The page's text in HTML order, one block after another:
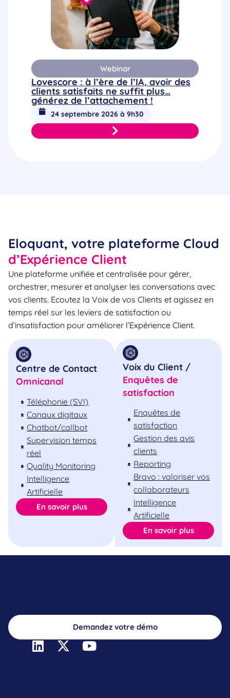
Webinar
Lovescore : à l’ère de l’IA, avoir des
clients satisfaits ne suffit plus…
générez de l’attachement !
24 septembre 2026 à 9h30
Eloquant, votre plateforme Cloud
d’Expérience Client
Une plateforme unifiée et centralisée pour gérer,
orchestrer, mesurer et analyser les conversations avec
vos clients. Ecoutez la Voix de vos Clients et agissez en
temps réel sur les leviers de satisfaction ou
d’insatisfaction pour améliorer l’Expérience Client.
Centre de Contact
Omnicanal
Téléphonie (SVI)
Canaux digitaux
Chatbot/callbot
Supervision temps
réel
Quality Monitoring
Intelligence
Artificielle
En savoir plus
Voix du Client /
Enquêtes de
satisfaction
Enquêtes de
satisfaction
Gestion des avis
clients
Reporting
Bravo : valoriser vos
collaborateurs
Intelligence
Artificielle
En savoir plus
Demandez votre démo